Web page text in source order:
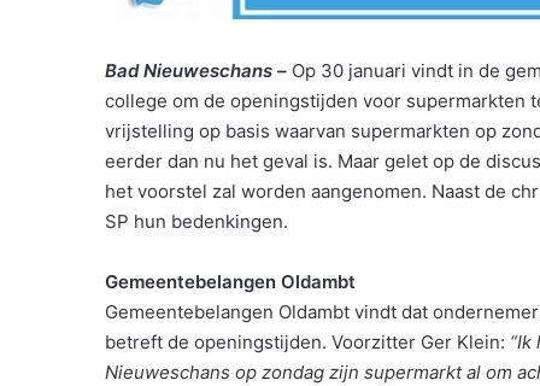
Bad Nieuweschans – Op 30 januari vindt in de
college om de openingstijden voor supermarkten
vrijstelling op basis waarvan supermarkten op
eerder dan nu het geval is. Maar gelet op de
het voorstel zal worden aangenomen. Naast de
SP hun bedenkingen.
Gemeentebelangen Oldambt
Gemeentebelangen Oldambt vindt dat
betreft de openingstijden. Voorzitter Ger Klein:
Nieuweschans op zondag zijn supermarkt al om